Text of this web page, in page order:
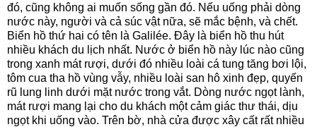
đó, cũng không ai muốn sống gần đó. Nếu uống phải dòng
nước này, người và cả súc vật nữa, sẽ mắc bệnh, và chết.
Biển hồ thứ hai có tên là Galilée. Đây là biển hồ thu hút
nhiều khách du lịch nhất. Nước ở biển hồ này lúc nào cũng
trong xanh mát rượi, dưới đó nhiều loài cá tung tăng bơi lội,
tôm cua tha hồ vùng vẫy, nhiều loài san hô xinh đẹp, quyến
rũ lung linh dưới mặt nước trong vắt. Dòng nước ngọt lành,
mát rượi mang lại cho du khách một cảm giác thư thái, dịu
ngọt khi uống vào. Trên bờ, nhà cửa được xây cất rất nhiều